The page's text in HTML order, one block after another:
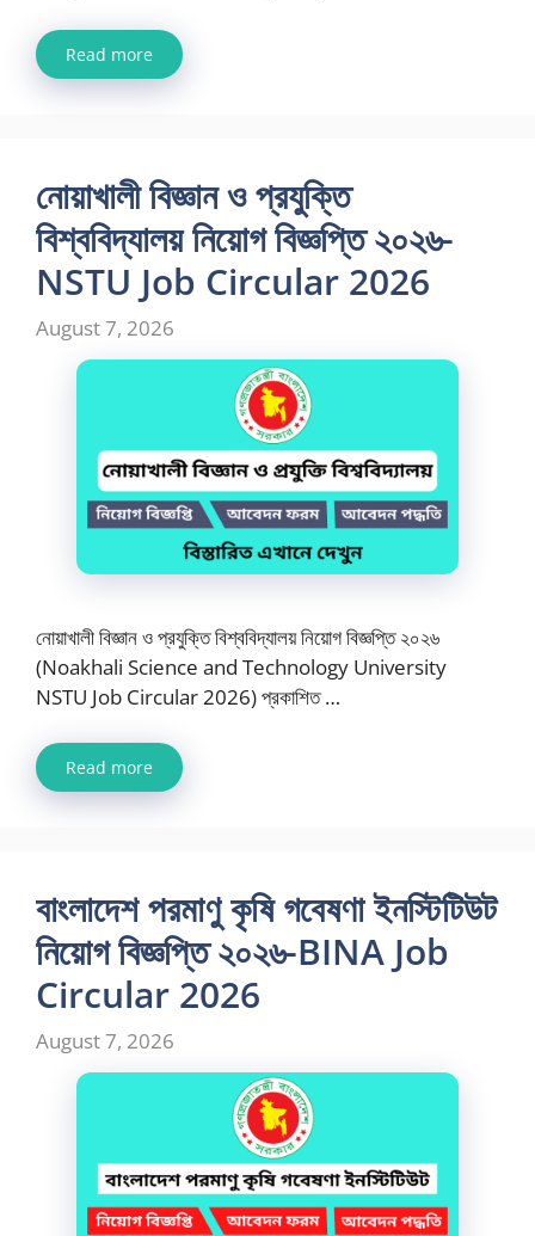
Read more
নোয়াখালী বিজ্ঞান ও প্রযুক্তি
বিশ্ববিদ্যালয় নিয়োগ বিজ্ঞপ্তি ২০২৬-
NSTU Job Circular 2026
August 7, 2026
নোয়াখালী বিজ্ঞান ও প্রযুক্তি বিশ্ববিদ্যালয় নিয়োগ বিজ্ঞপ্তি ২০২৬
(Noakhali Science and Technology University
NSTU Job Circular 2026) প্রকাশিত …
Read more
বাংলাদেশ পরমাণু কৃষি গবেষণা ইনস্টিটিউট
নিয়োগ বিজ্ঞপ্তি ২০২৬-BINA Job
Circular 2026
August 7, 2026